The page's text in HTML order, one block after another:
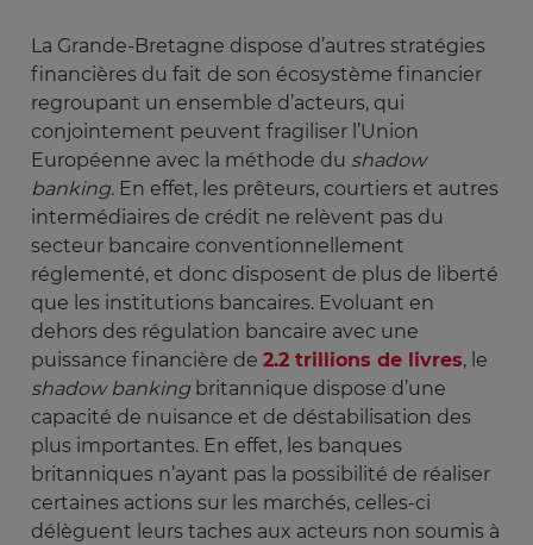
La Grande-Bretagne dispose d’autres stratégies
financières du fait de son écosystème financier
regroupant un ensemble d’acteurs, qui
conjointement peuvent fragiliser l’Union
Européenne avec la méthode du shadow
banking. En effet, les prêteurs, courtiers et autres
intermédiaires de crédit ne relèvent pas du
secteur bancaire conventionnellement
réglementé, et donc disposent de plus de liberté
que les institutions bancaires. Evoluant en
dehors des régulation bancaire avec une
puissance financière de 2.2 trillions de livres, le
shadow bankingbritannique dispose d’une
capacité de nuisance et de déstabilisation des
plus importantes. En effet, les banques
britanniques n’ayant pas la possibilité de réaliser
certaines actions sur les marchés, celles-ci
délèguent leurs taches aux acteurs non soumis à